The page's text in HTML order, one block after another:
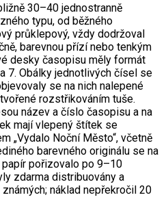
30–40 jednostranně
typu, od běžného
průklepový, vždy dodržoval
barevnou přízí nebo tenkým
desky časopisu měly formát
7. Obálky jednotlivých čísel se
se na nich nalepené
rozstřikováním tuše.
název a číslo časopisu a na
mají vlepený štítek se
„Vydalo Noční Město“, včetně
barevného originálu se na
pořizovalo po 9–10
zdarma distribuovány a
náklad nepřekročil 20